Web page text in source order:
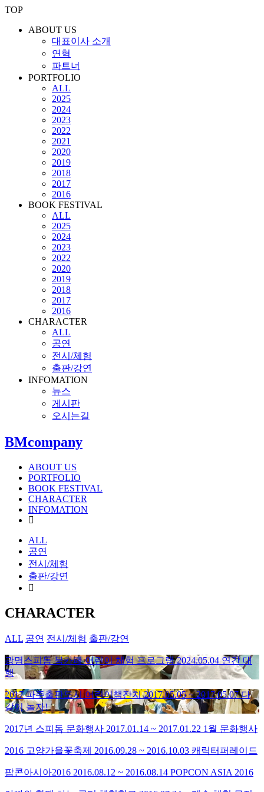
TOP
ABOUT US
대표이사 소개
연혁
파트너
PORTFOLIO
ALL
2025
2024
2023
2022
2021
2020
2019
2018
2017
2016
BOOK FESTIVAL
ALL
2025
2024
2023
2022
2020
2019
2018
2017
2016
CHARACTER
ALL
공연
전시/체험
출판/강연
INFOMATION
뉴스
게시판
오시는길
BMcompany
ABOUT US
PORTFOLIO
BOOK FESTIVAL
CHARACTER
INFOMATION
ALL
공연
전시/체험
출판/강연
CHARACTER
ALL 공연 전시/체험 출판/강연
광명스피돔 북카페 어린이 체험 프로그램2024.05.04 연간 대
행
2017 파주출판도시 어린이책잔치2017.05.05 ~ 2017.05.07 다
같이 놀자!
2017년 스피돔 문화행사 2017.01.14 ~ 2017.01.22 1월 문화행사
2016 고양가을꽃축제 2016.09.28 ~ 2016.10.03 캐릭터퍼레이드
팝콘아시아2016 2016.08.12 ~ 2016.08.14 POPCON ASIA 2016